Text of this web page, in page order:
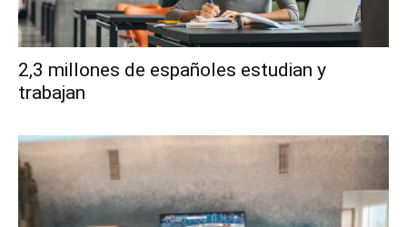
2,3 millones de españoles estudian y
trabajan